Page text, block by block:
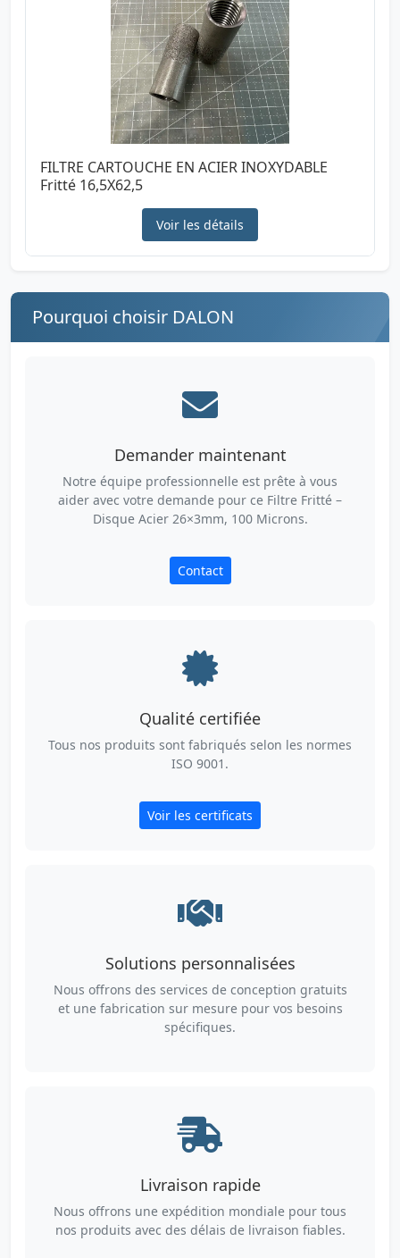
FILTRE CARTOUCHE EN ACIER INOXYDABLE
Fritté 16,5X62,5
Voir les détails
Pourquoi choisir DALON
Demander maintenant
Notre équipe professionnelle est prête à vous
aider avec votre demande pour ce Filtre Fritté –
Disque Acier 26×3mm, 100 Microns.
Contact
Qualité certifiée
Tous nos produits sont fabriqués selon les normes
ISO 9001.
Voir les certificats
Solutions personnalisées
Nous offrons des services de conception gratuits
et une fabrication sur mesure pour vos besoins
spécifiques.
Livraison rapide
Nous offrons une expédition mondiale pour tous
nos produits avec des délais de livraison fiables.